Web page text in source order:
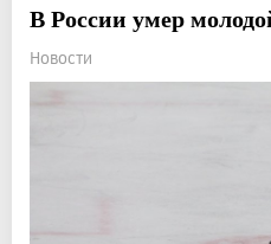
В России умер
Новости